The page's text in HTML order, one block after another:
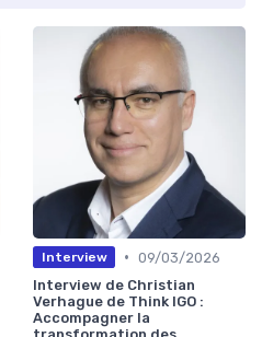
Interview • 09/03/2026
Interview de Christian
Verhague de Think IGO :
Accompagner la